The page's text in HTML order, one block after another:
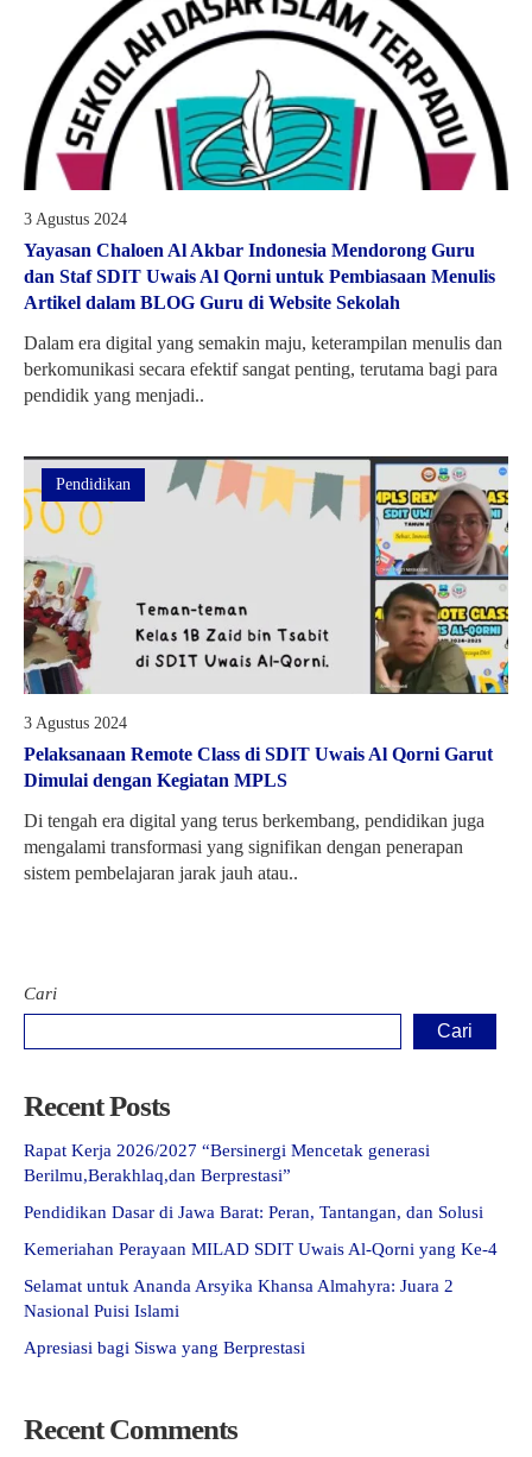
3 Agustus 2024
Yayasan Chaloen Al Akbar Indonesia Mendorong Guru
dan Staf SDIT Uwais Al Qorni untuk Pembiasaan Menulis
Artikel dalam BLOG Guru di Website Sekolah
Dalam era digital yang semakin maju, keterampilan menulis dan
berkomunikasi secara efektif sangat penting, terutama bagi para
pendidik yang menjadi..
Pendidikan
3 Agustus 2024
Pelaksanaan Remote Class di SDIT Uwais Al Qorni Garut
Dimulai dengan Kegiatan MPLS
Di tengah era digital yang terus berkembang, pendidikan juga
mengalami transformasi yang signifikan dengan penerapan
sistem pembelajaran jarak jauh atau..
Cari
Cari
Recent Posts
Rapat Kerja 2026/2027 “Bersinergi Mencetak generasi
Berilmu,Berakhlaq,dan Berprestasi”
Pendidikan Dasar di Jawa Barat: Peran, Tantangan, dan Solusi
Kemeriahan Perayaan MILAD SDIT Uwais Al-Qorni yang Ke-4
Selamat untuk Ananda Arsyika Khansa Almahyra: Juara 2
Nasional Puisi Islami
Apresiasi bagi Siswa yang Berprestasi
Recent Comments